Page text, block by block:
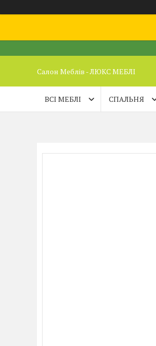
Салон Меблів - ЛЮКС МЕБЛІ
ВСІ МЕБЛІ СПАЛЬНЯ